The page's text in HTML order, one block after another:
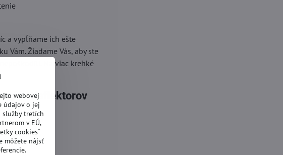
a vypĺňame ich ešte
Vám. Žiadame Vás, aby ste
Najviac krehké
deflektorov
webovej
údajov o jej
služby tretích
v EÚ,
cookies“
môžete nájsť